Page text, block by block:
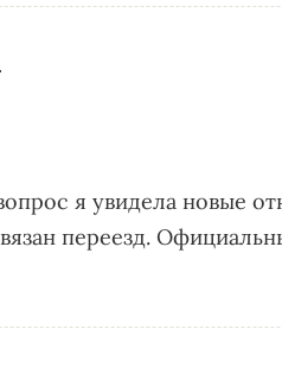
я увидела новые
переезд.